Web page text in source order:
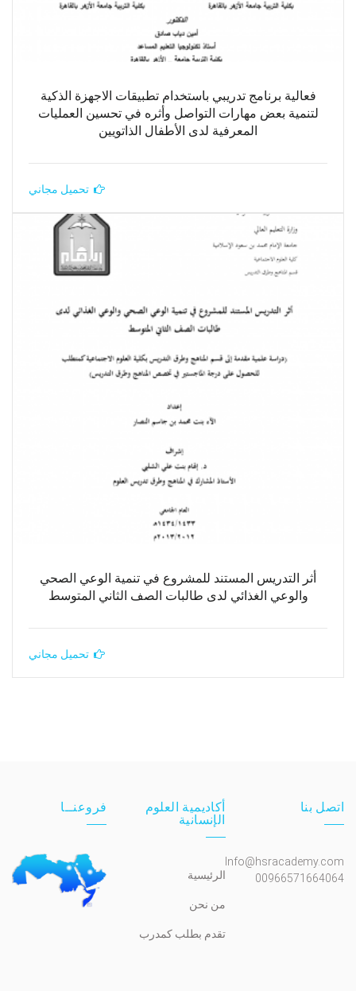
فعالية برنامج تدريبي باستخدام تطبيقات الاجهزة الذكية
لتنمية بعض مهارات التواصل وأثره في تحسين العمليات
المعرفية لدى الأطفال الذاتويين
تحميل مجاني
أثر التدريس المستند للمشروع في تنمية الوعي الصحي
والوعي الغذائي لدى طالبات الصف الثاني المتوسط
تحميل مجاني
اتصل بنا
Info@hsracademy.com
00966571664064
أكاديمية العلوم
الإنسانية
الرئيسية
من نحن
تقدم بطلب كمدرب
فروعنــا